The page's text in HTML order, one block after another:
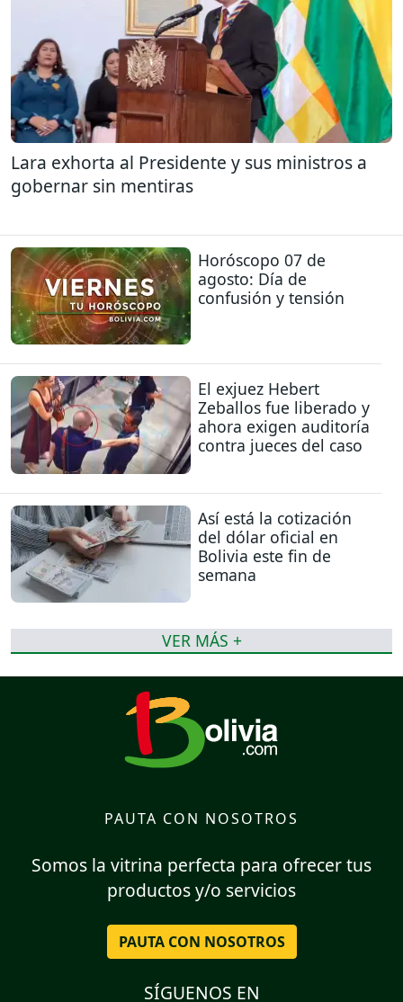
Lara exhorta al Presidente y sus ministros a
gobernar sin mentiras
Horóscopo 07 de
agosto: Día de
confusión y tensión
El exjuez Hebert
Zeballos fue liberado y
ahora exigen auditoría
contra jueces del caso
Así está la cotización
del dólar oficial en
Bolivia este fin de
semana
VER MÁS +
PAUTA CON NOSOTROS
Somos la vitrina perfecta para ofrecer tus
productos y/o servicios
PAUTA CON NOSOTROS
SÍGUENOS EN